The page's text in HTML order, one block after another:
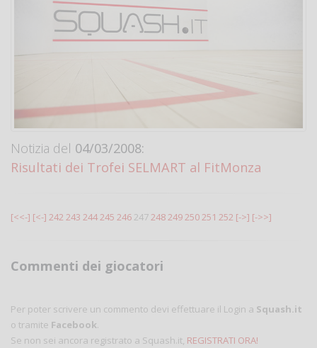
Notizia del 04/03/2008:
Risultati dei Trofei SELMART al FitMonza
[<<-] [<-] 242 243 244245 246 247248249250251 252 [->] [->>]
Commenti dei giocatori
Per poter scrivere un commento devi effettuare il Login a Squash.it
o tramite Facebook.
Se non sei ancora registrato a Squash.it, REGISTRATI ORA!